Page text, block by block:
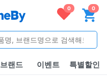
0 0
브랜드 이벤트 특별할인